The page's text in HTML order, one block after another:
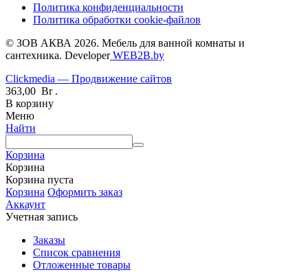
Политика конфиденциальности
Политика обработки cookie-файлов
© ЗОВ АКВА 2026. Мебель для ванной комнаты и
сантехника. DeveloperWEB2B.by
Clickmedia — Продвижение сайтов
363,00 Br .
В корзину
Меню
Найти
Корзина
Корзина
Корзина пуста
Корзина Оформить заказ
Аккаунт
Учетная запись
Заказы
Список сравнения
Отложенные товары